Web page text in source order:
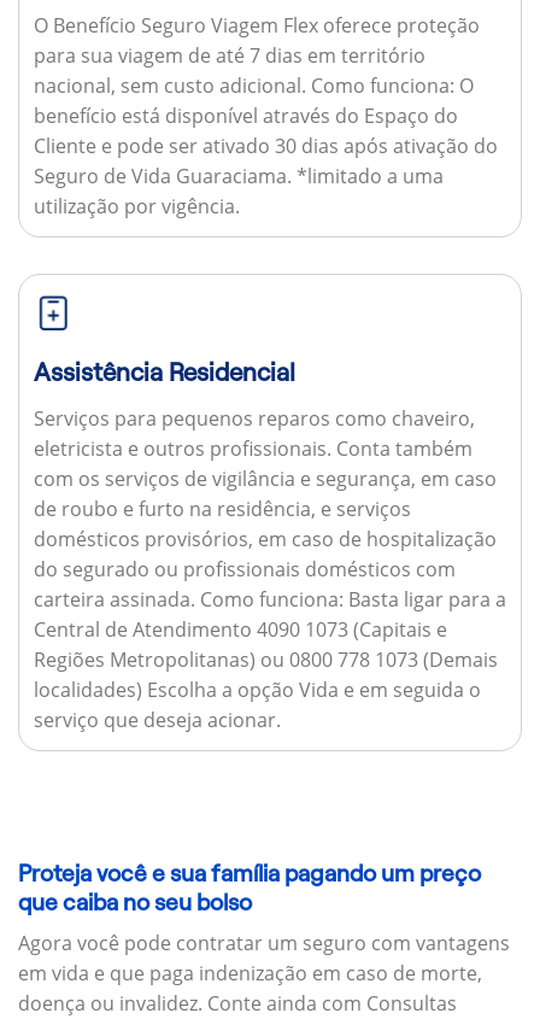
O Benefício Seguro Viagem Flex oferece proteção
para sua viagem de até 7 dias em território
nacional, sem custo adicional. Como funciona: O
benefício está disponível através do Espaço do
Cliente e pode ser ativado 30 dias após ativação do
Seguro de Vida Guaraciama. *limitado a uma
utilização por vigência.
Assistência Residencial
Serviços para pequenos reparos como chaveiro,
eletricista e outros profissionais. Conta também
com os serviços de vigilância e segurança, em caso
de roubo e furto na residência, e serviços
domésticos provisórios, em caso de hospitalização
do segurado ou profissionais domésticos com
carteira assinada. Como funciona: Basta ligar para a
Central de Atendimento 4090 1073 (Capitais e
Regiões Metropolitanas) ou 0800 778 1073 (Demais
localidades) Escolha a opção Vida e em seguida o
serviço que deseja acionar.
Proteja você e sua família pagando um preço
que caiba no seu bolso
Agora você pode contratar um seguro com vantagens
em vida e que paga indenização em caso de morte,
doença ou invalidez. Conte ainda com Consultas